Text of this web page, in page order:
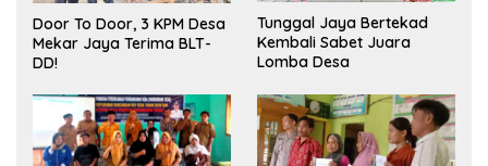
Door To Door, 3 KPM Desa
Mekar Jaya Terima BLT-
DD!
Tunggal Jaya Bertekad
Kembali Sabet Juara
Lomba Desa